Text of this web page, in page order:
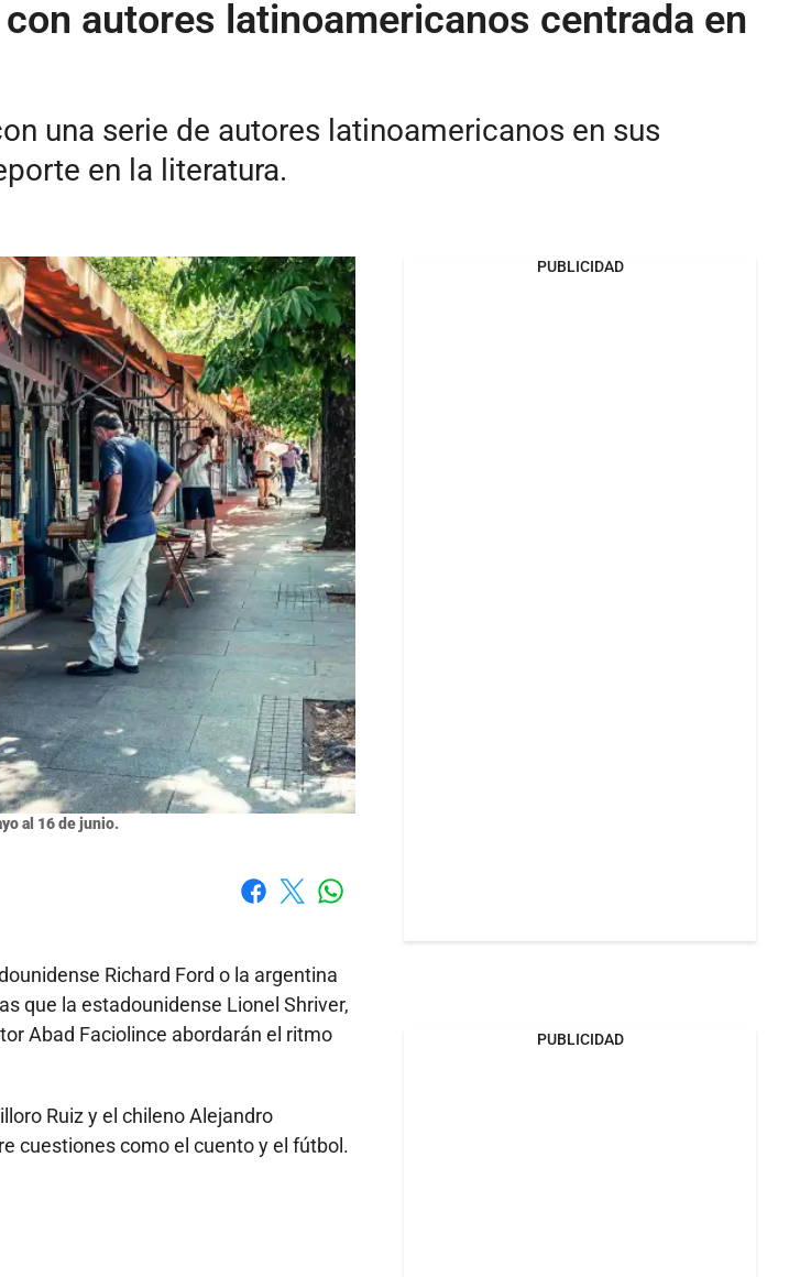
autores latinoamericanos centrada en
una serie de autores latinoamericanos en sus
en la literatura.
al 16 de junio.
Richard Ford o la argentina
que la estadounidense Lionel Shriver,
Abad Faciolince abordarán el ritmo
Ruiz y el chileno Alejandro
cuestiones como el cuento y el fútbol.
PUBLICIDAD
PUBLICIDAD